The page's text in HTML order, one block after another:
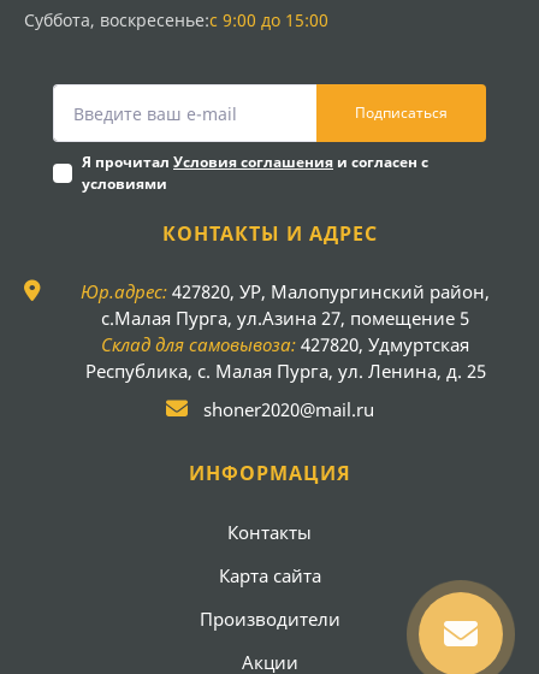
Суббота, воскресенье:с 9:00 до 15:00
Подписаться
Я прочитал Условия соглашения и согласен с
условиями
КОНТАКТЫ И АДРЕС
Юр.адрес: 427820, УР, Малопургинский район,
с.Малая Пурга, ул.Азина 27, помещение 5
Склад для самовывоза: 427820, Удмуртская
Республика, с. Малая Пурга, ул. Ленина, д. 25
shoner2020@mail.ru
ИНФОРМАЦИЯ
Контакты
Карта сайта
Производители
Акции